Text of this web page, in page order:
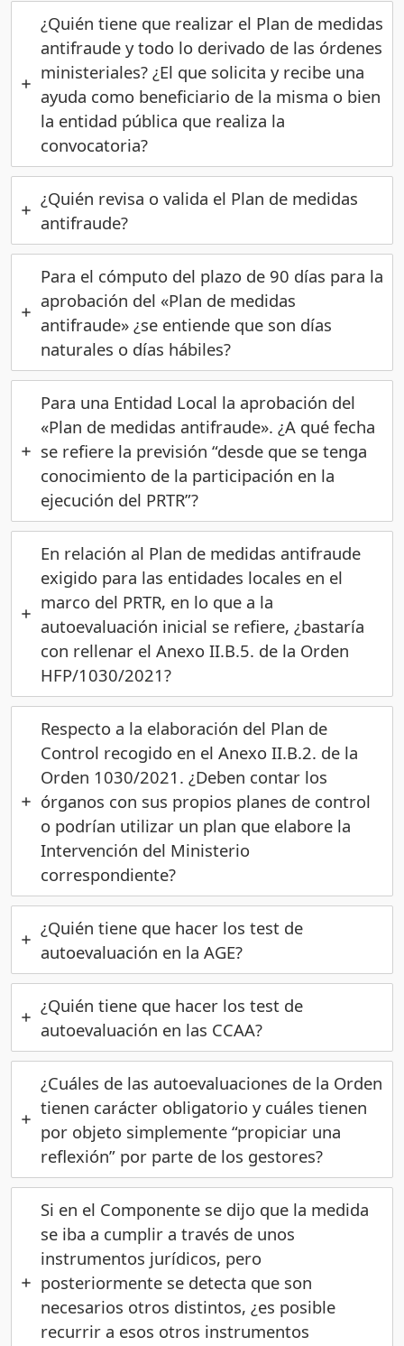
¿Quién tiene que realizar el Plan de medidas
antifraude y todo lo derivado de las órdenes
ministeriales? ¿El que solicita y recibe una
ayuda como beneficiario de la misma o bien
la entidad pública que realiza la
convocatoria?
¿Quién revisa o valida el Plan de medidas
antifraude?
Para el cómputo del plazo de 90 días para la
aprobación del «Plan de medidas
antifraude» ¿se entiende que son días
naturales o días hábiles?
Para una Entidad Local la aprobación del
«Plan de medidas antifraude». ¿A qué fecha
se refiere la previsión “desde que se tenga
conocimiento de la participación en la
ejecución del PRTR”?
En relación al Plan de medidas antifraude
exigido para las entidades locales en el
marco del PRTR, en lo que a la
autoevaluación inicial se refiere, ¿bastaría
con rellenar el Anexo II.B.5. de la Orden
HFP/1030/2021?
Respecto a la elaboración del Plan de
Control recogido en el Anexo II.B.2. de la
Orden 1030/2021. ¿Deben contar los
órganos con sus propios planes de control
o podrían utilizar un plan que elabore la
Intervención del Ministerio
correspondiente?
¿Quién tiene que hacer los test de
autoevaluación en la AGE?
¿Quién tiene que hacer los test de
autoevaluación en las CCAA?
¿Cuáles de las autoevaluaciones de la Orden
tienen carácter obligatorio y cuáles tienen
por objeto simplemente “propiciar una
reflexión” por parte de los gestores?
Si en el Componente se dijo que la medida
se iba a cumplir a través de unos
instrumentos jurídicos, pero
posteriormente se detecta que son
necesarios otros distintos, ¿es posible
recurrir a esos otros instrumentos